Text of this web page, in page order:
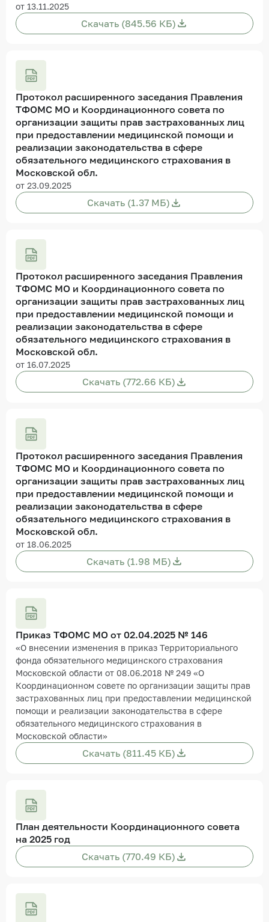
от 13.11.2025
Скачать (845.56 КБ)
Протокол расширенного заседания Правления
ТФОМС МО и Координационного совета по
организации защиты прав застрахованных лиц
при предоставлении медицинской помощи и
реализации законодательства в сфере
обязательного медицинского страхования в
Московской обл.
от 23.09.2025
Скачать (1.37 МБ)
Протокол расширенного заседания Правления
ТФОМС МО и Координационного совета по
организации защиты прав застрахованных лиц
при предоставлении медицинской помощи и
реализации законодательства в сфере
обязательного медицинского страхования в
Московской обл.
от 16.07.2025
Скачать (772.66 КБ)
Протокол расширенного заседания Правления
ТФОМС МО и Координационного совета по
организации защиты прав застрахованных лиц
при предоставлении медицинской помощи и
реализации законодательства в сфере
обязательного медицинского страхования в
Московской обл.
от 18.06.2025
Скачать (1.98 МБ)
Приказ ТФОМС МО от 02.04.2025 № 146
«О внесении изменения в приказ Территориального
фонда обязательного медицинского страхования
Московской области от 08.06.2018 № 249 «О
Координационном совете по организации защиты прав
застрахованных лиц при предоставлении медицинской
помощи и реализации законодательства в сфере
обязательного медицинского страхования в
Московской области»
Скачать (811.45 КБ)
План деятельности Координационного совета
на 2025 год
Скачать (770.49 КБ)